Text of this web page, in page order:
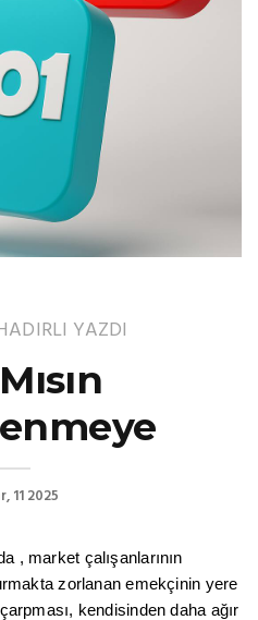
YAZDI
11 2025
, market çalışanlarının
zorlanan emekçinin yere
kendisinden daha ağır